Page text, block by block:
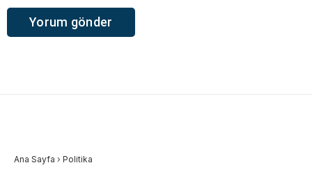
Ana Sayfa › Politika